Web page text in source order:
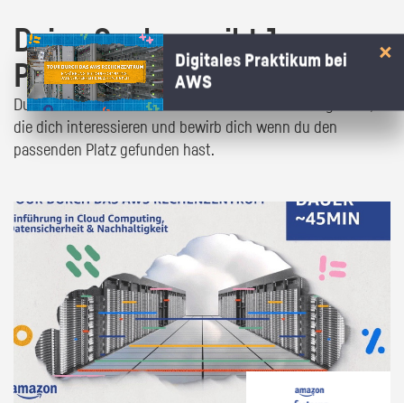
Deine Suche ergibt 1
Praktikumsangebot!
Du bist fast da! Klick dich durch die Praktikumsangebote,
die dich interessieren und bewirb dich wenn du den
passenden Platz gefunden hast.
Digitales Praktikum bei
AWS